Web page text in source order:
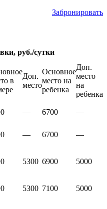
Забронировать
руб./сутки
в
Доп.
место
Основное
место на
ребенка
Доп.
место
на
ребенка
— 6700
—
— 6700 —
5300 6900 5000
5300 7100 5000